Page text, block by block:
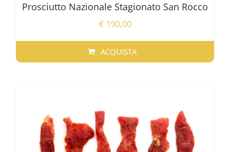
Prosciutto Nazionale Stagionato San Rocco
€ 190,00
ACQUISTA